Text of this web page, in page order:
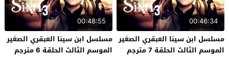
00:46:34
مسلسل ابن سينا العبقري الصغير
الموسم الثالث الحلقة 7 مترجم
00:48:55
مسلسل ابن سينا العبقري الصغير
الموسم الثالث الحلقة 6 مترجم